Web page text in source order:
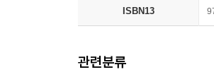
ISBN13
관련분류